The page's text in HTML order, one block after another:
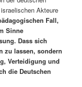
Akteure
Fall,
Sinne
Dass sich
zu lassen, sondern
Verteidigung und
die Deutschen